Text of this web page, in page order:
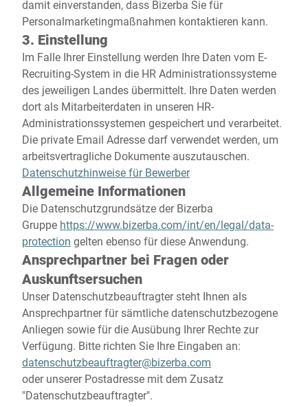
damit einverstanden, dass Bizerba Sie für
Personalmarketingmaßnahmen kontaktieren kann.
3. Einstellung
Im Falle Ihrer Einstellung werden Ihre Daten vom E-
Recruiting-System in die HR Administrationssysteme
des jeweiligen Landes übermittelt. Ihre Daten werden
dort als Mitarbeiterdaten in unseren HR-
Administrationssystemen gespeichert und verarbeitet.
Die private Email Adresse darf verwendet werden, um
arbeitsvertragliche Dokumente auszutauschen.
Datenschutzhinweise für Bewerber
Allgemeine Informationen
Die Datenschutzgrundsätze der Bizerba
Gruppe https://www.bizerba.com/int/en/legal/data-
protection gelten ebenso für diese Anwendung.
Ansprechpartner bei Fragen oder
Auskunftsersuchen
Unser Datenschutzbeauftragter steht Ihnen als
Ansprechpartner für sämtliche datenschutzbezogene
Anliegen sowie für die Ausübung Ihrer Rechte zur
Verfügung. Bitte richten Sie Ihre Eingaben an:
datenschutzbeauftragter@bizerba.com
oder unserer Postadresse mit dem Zusatz
"Datenschutzbeauftragter".